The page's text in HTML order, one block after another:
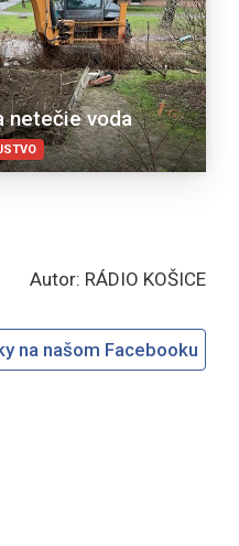
netečie voda
Autor: RÁDIO KOŠICE
na našom Facebooku